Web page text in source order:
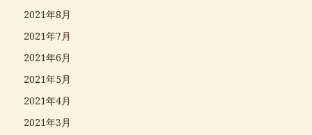
2021年8月
2021年7月
2021年6月
2021年5月
2021年4月
2021年3月